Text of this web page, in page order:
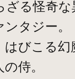
る怪奇
タジー。
はびこる
侍。